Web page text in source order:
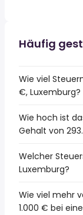
Häufig
Wie viel
€, Luxemburg?
Wie hoch ist
Gehalt von
Welcher
Luxemburg?
Wie viel mehr
1.000 € bei